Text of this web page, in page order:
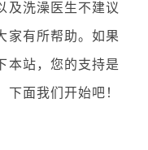
及洗澡医生不建议
家有所帮助。如果
本站，您的支持是
面我们开始吧！